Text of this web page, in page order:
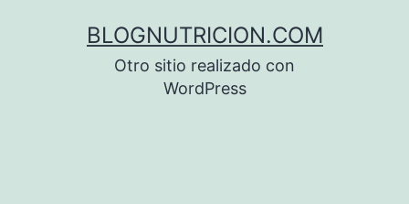
BLOGNUTRICION.COM
Otro sitio realizado con
WordPress